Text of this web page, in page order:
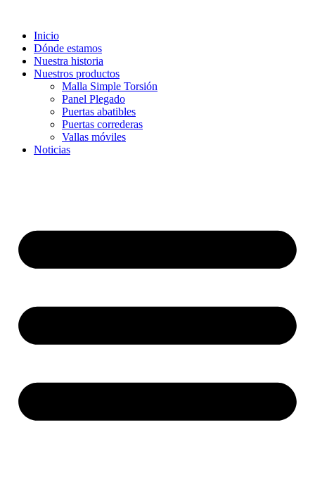
Inicio
Dónde estamos
Nuestra historia
Nuestros productos
Malla Simple Torsión
Panel Plegado
Puertas abatibles
Puertas correderas
Vallas móviles
Noticias